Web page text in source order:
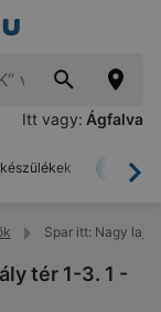
Itt vagy: Ágfalva
Spar itt: Nagy
tér 1-3. 1 -